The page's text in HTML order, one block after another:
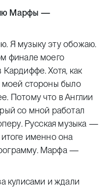
Марфы —
Я музыку эту обожаю.
финале моего
Кардиффе. Хотя, как
моей стороны было
Потому что в Англии
со мной работал
Русская музыка —
именно она
Марфа —
кулисами и ждали